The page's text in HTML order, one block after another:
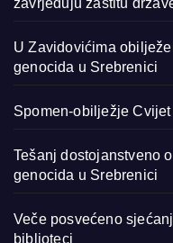
zavrjeđuju zaštitu
U Zavidovićima
genocida u Srebrenici
Spomen-obilježje
Tešanj dostojanstveno
genocida u Srebrenici
Veče posvećeno
biblioteci